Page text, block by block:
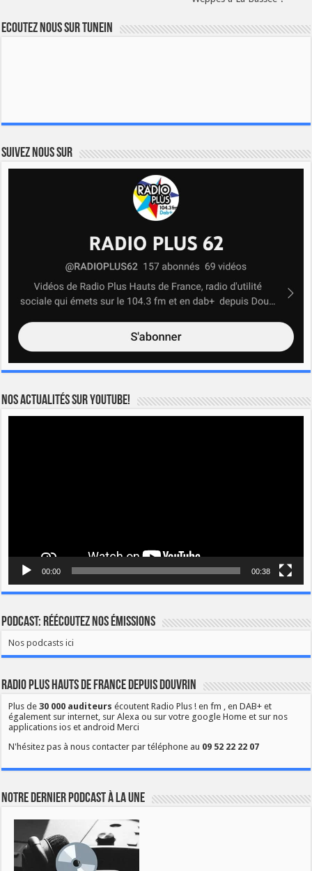
Ecoutez nous sur TuneIn
Suivez nous sur
Nos actualités sur YOUTUBE!
00:00 00:38
Podcast: Réécoutez nos émissions
Nos podcasts ici
Radio Plus Hauts de France depuis Douvrin
Plus de30 000 auditeurs écoutent Radio Plus ! en fm , en DAB+ et
également sur internet, sur Alexa ou sur votre google Home et sur nos
applications ios et android Merci
N'hésitez pas à nous contacter par téléphone au 09 52 22 22 07
Notre dernier podcast à la une